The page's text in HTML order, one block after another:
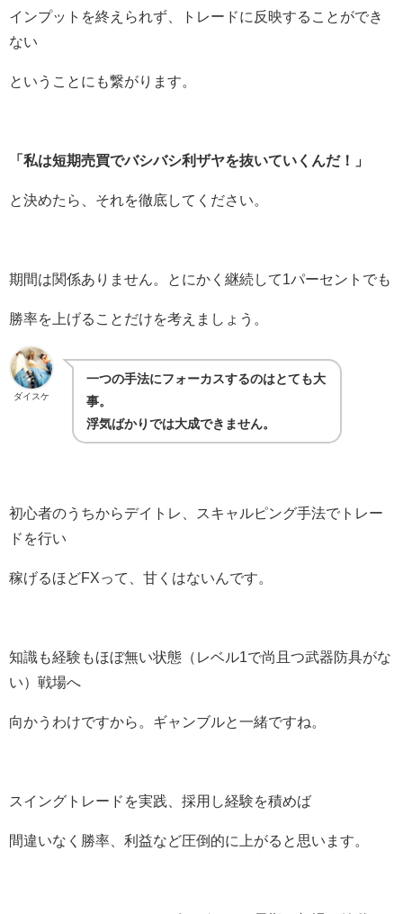
インプットを終えられず、トレードに反映することができ
ない
ということにも繋がります。
「私は短期売買でバシバシ利ザヤを抜いていくんだ！」
と決めたら、それを徹底してください。
期間は関係ありません。とにかく継続して1パーセントでも
勝率を上げることだけを考えましょう。
ダイスケ
一つの手法にフォーカスするのはとても大
事。
浮気ばかりでは大成できません。
初心者のうちからデイトレ、スキャルピング手法でトレー
ドを行い
稼げるほどFXって、甘くはないんです。
知識も経験もほぼ無い状態（レベル1で尚且つ武器防具がな
い）戦場へ
向かうわけですから。ギャンブルと一緒ですね。
スイングトレードを実践、採用し経験を積めば
間違いなく勝率、利益など圧倒的に上がると思います。